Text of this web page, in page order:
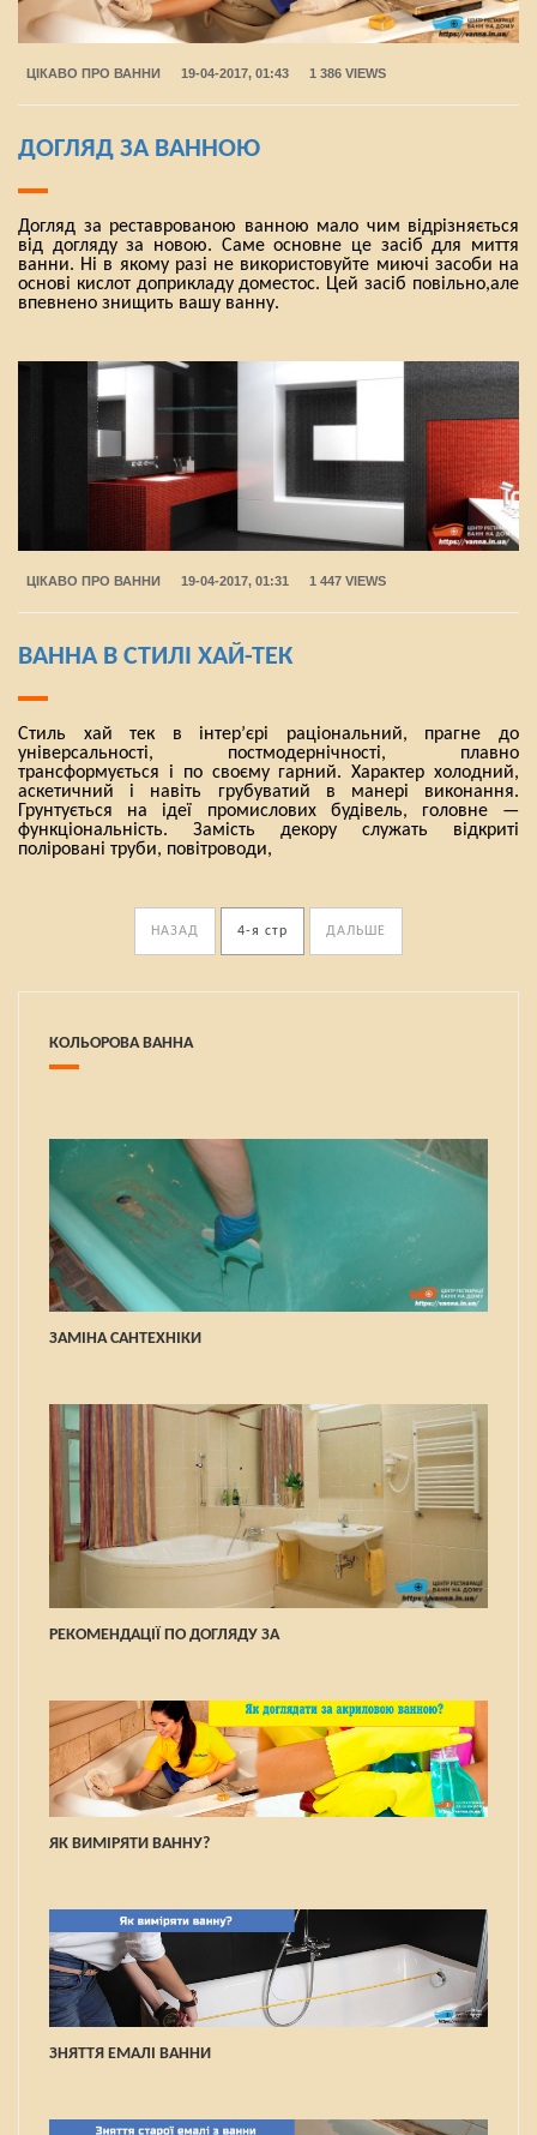
ЦІКАВО ПРО ВАННИ 19-04-2017, 01:43 1 386 VIEWS
ДОГЛЯД ЗА ВАННОЮ
Догляд за реставрованою ванною мало чим відрізняється
від догляду за новою. Саме основне це засіб для миття
ванни. Ні в якому разі не використовуйте миючі засоби на
основі кислот доприкладу доместос. Цей засіб повільно,але
впевнено знищить вашу ванну.
ЦІКАВО ПРО ВАННИ 19-04-2017, 01:31 1 447 VIEWS
ВАННА В СТИЛІ ХАЙ-ТЕК
Стиль хай тек в інтер’єрі раціональний, прагне до
універсальності, постмодернічності, плавно
трансформується і по своєму гарний. Характер холодний,
аскетичний і навіть грубуватий в манері виконання.
Грунтується на ідеї промислових будівель, головне —
функціональність. Замість декору служать відкриті
поліровані труби, повітроводи,
НАЗАД 4 ДАЛЬШЕ
КОЛЬОРОВА ВАННА
ЗАМІНА САНТЕХНІКИ
РЕКОМЕНДАЦІЇ ПО ДОГЛЯДУ ЗА
ЯК ВИМІРЯТИ ВАННУ?
ЗНЯТТЯ ЕМАЛІ ВАННИ